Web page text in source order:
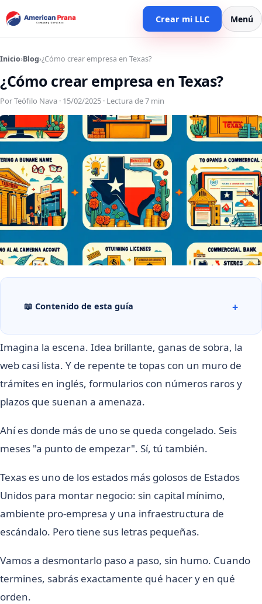
Crear mi LLC Menú
Inicio›Blog›¿Cómo crear empresa en Texas?
¿Cómo crear empresa en Texas?
Por Teófilo Nava · 15/02/2025 · Lectura de 7 min
📖 Contenido de esta guía
Imagina la escena. Idea brillante, ganas de sobra, la
web casi lista. Y de repente te topas con un muro de
trámites en inglés, formularios con números raros y
plazos que suenan a amenaza.
Ahí es donde más de uno se queda congelado. Seis
meses "a punto de empezar". Sí, tú también.
Texas es uno de los estados más golosos de Estados
Unidos para montar negocio: sin capital mínimo,
ambiente pro-empresa y una infraestructura de
escándalo. Pero tiene sus letras pequeñas.
Vamos a desmontarlo paso a paso, sin humo. Cuando
termines, sabrás exactamente qué hacer y en qué
orden.